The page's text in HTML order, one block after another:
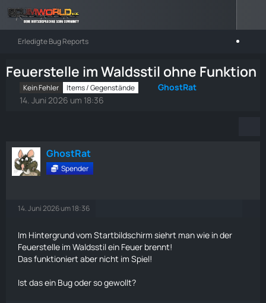
Erledigte Bug Reports
Feuerstelle im Waldsstil ohne Funktion
Kein Fehler Items / Gegenstände
GhostRat
14. Juni 2026 um 18:36
GhostRat
Spender
14. Juni 2026 um 18:36
Im Hintergrund vom Startbildschirm siehrt man wie in der
Feuerstelle im Waldsstil ein Feuer brennt!
Das funktioniert aber nicht im Spiel!
Ist das ein Bug oder so gewollt?